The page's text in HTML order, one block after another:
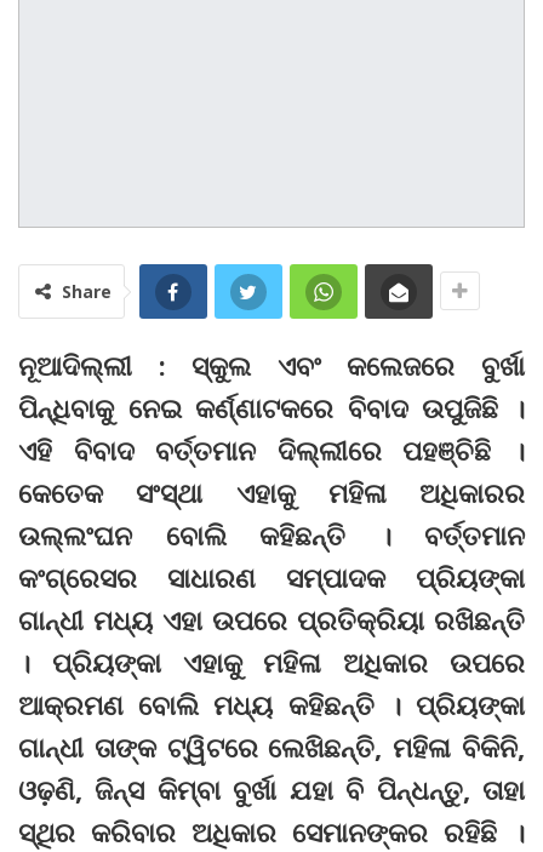
Share
ନୂଆଦିଲ୍ଲୀ : ସ୍କୁଲ ଏବଂ କଲେଜରେ ବୁର୍ଖା
ପିନ୍ଧିବାକୁ ନେଇ କର୍ଣ୍ଣାଟକରେ ବିବାଦ ଉପୁଜିଛି ।
ଏହି ବିବାଦ ବର୍ତ୍ତମାନ ଦିଲ୍ଲୀରେ ପହଞ୍ଚିଛି ।
କେତେକ ସଂସ୍ଥା ଏହାକୁ ମହିଳା ଅଧିକାରର
ଉଲ୍ଲଂଘନ ବୋଲି କହିଛନ୍ତି । ବର୍ତ୍ତମାନ
କଂଗ୍ରେସର ସାଧାରଣ ସମ୍ପାଦକ ପ୍ରିୟଙ୍କା
ଗାନ୍ଧୀ ମଧ୍ୟ ଏହା ଉପରେ ପ୍ରତିକ୍ରିୟା ରଖିଛନ୍ତି
। ପ୍ରିୟଙ୍କା ଏହାକୁ ମହିଳା ଅଧିକାର ଉପରେ
ଆକ୍ରମଣ ବୋଲି ମଧ୍ୟ କହିଛନ୍ତି । ପ୍ରିୟଙ୍କା
ଗାନ୍ଧୀ ତାଙ୍କ ଟ୍ୱିଟରେ ଲେଖିଛନ୍ତି, ମହିଳା ବିକିନି,
ଓଢ଼ଣି, ଜିନ୍ସ କିମ୍ବା ବୁର୍ଖା ଯହା ବି ପିନ୍ଧନ୍ତୁ, ତାହା
ସ୍ଥିର କରିବାର ଅଧିକାର ସେମାନଙ୍କର ରହିଛି ।